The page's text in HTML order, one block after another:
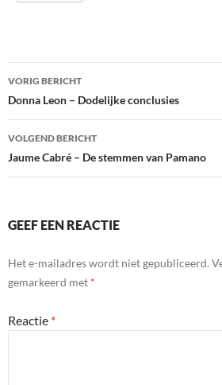
Bericht
navigatie
VORIG BERICHT
Donna Leon – Dodelijke conclusies
VOLGEND BERICHT
Jaume Cabré – De stemmen van Pamano
GEEF EEN REACTIE
Het e-mailadres wordt niet gepubliceerd.
gemarkeerd met *
Reactie *